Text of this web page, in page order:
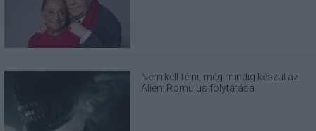
Nem kell félni, még mindig készül az
Alien: Romulus folytatása